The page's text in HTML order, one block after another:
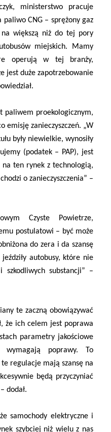
ministerstwo pracuje
CNG – sprężony gaz
na większą niż do tej pory
miejskich. Mamy
operują w tej branży,
jest duże zapotrzebowanie
paliwem proekologicznym,
emisję zanieczyszczeń. „W
były niewielkie, wynosiły
(podatek – PAP), jest
ten rynek z technologią,
o zanieczyszczenia” –
Czyste Powietrze,
postulatowi – być może
do zera i da szansę
autobusy, które nie
substancji” –
te zaczną obowiązywać
że ich celem jest poprawa
parametry jakościowe
wymagają poprawy. To
regulacje mają szansę na
będą przyczyniać
dodał.
samochody elektryczne i
szybciej niż wielu z nas